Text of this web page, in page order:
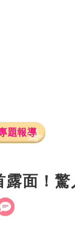
題報導
露面！